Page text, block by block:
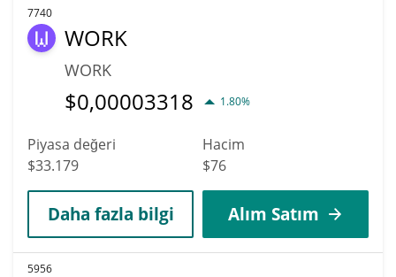
7740
WORK
WORK
$0,00003318 1.80%
Piyasa değeri
$33.179
Hacim
$76
Daha fazla bilgi Alım Satım
5956